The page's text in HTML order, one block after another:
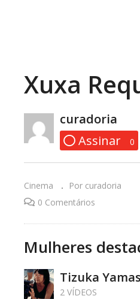
1:33
Xuxa
curadoria
Assinar
0
Cinema
Por curadoria
0 Comentários
Mulheres
Tizuka
2 VÍDEOS